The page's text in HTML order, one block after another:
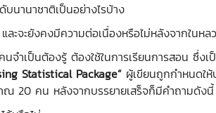
นานาชาติเป็นอย่างไรบ้าง
ะจะยังคงมีความต่อเนื่องหรือไม่หลังจากในห
ป็นต้องรู้ ต้องใช้ในการเรียนการสอน ซึ่งเ
Statistical Package” ผู้เขียนถูกกำหนดใ
ณ 20 คน หลังจากบรรยายเสร็จก็มีคำถามดังนี้